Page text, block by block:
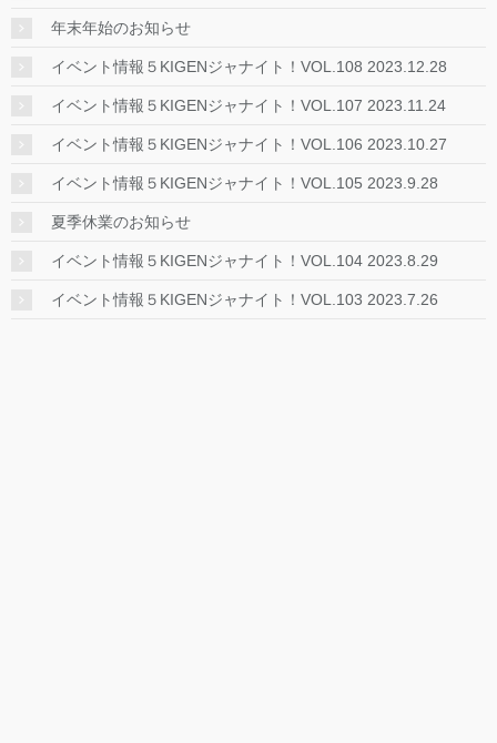
年末年始のお知らせ
イベント情報５KIGENジャナイト！VOL.108 2023.12.28
イベント情報５KIGENジャナイト！VOL.107 2023.11.24
イベント情報５KIGENジャナイト！VOL.106 2023.10.27
イベント情報５KIGENジャナイト！VOL.105 2023.9.28
夏季休業のお知らせ
イベント情報５KIGENジャナイト！VOL.104 2023.8.29
イベント情報５KIGENジャナイト！VOL.103 2023.7.26